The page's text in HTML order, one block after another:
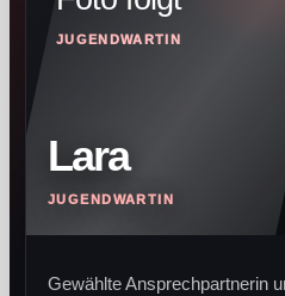
JUGENDWARTIN
Lara
JUGENDWARTIN
Gewählte Ansprechpartnerin